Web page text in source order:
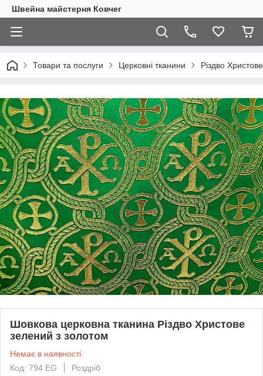
Швейна майстерня Ковчег
Товари та послуги Церковні тканини Різдво Христове
Шовкова церковна тканина Різдво Христове
зелений з золотом
Немає в наявності
Код: 794 EG
Роздріб